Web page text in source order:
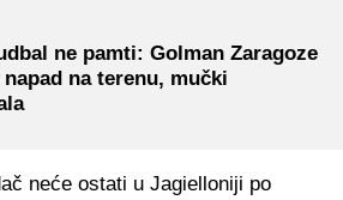
ne pamti: Golman Zaragoze
na terenu, mučki
neće ostati u Jagielloniji po